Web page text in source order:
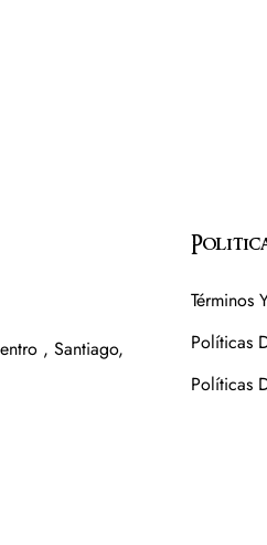
, Santiago,
Términos
Políticas
Políticas